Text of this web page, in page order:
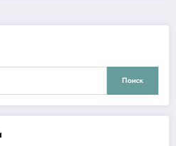
Поиск